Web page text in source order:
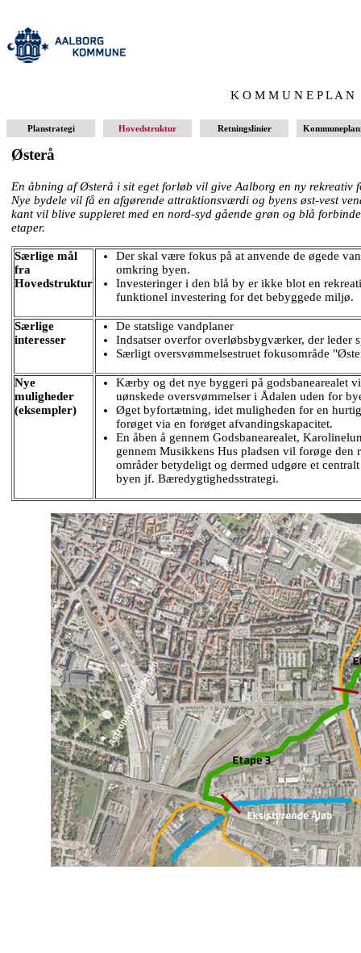
K O M M U N E P L A N
Planstrategi Hovedstruktur Retningslinier
Østerå
En åbning af Østerå i sit eget forløb vil give Aalborg en ny rekreativ
Nye bydele vil få en afgørende attraktionsværdi og byens øst-vest
kant vil blive suppleret med en nord-syd gående grøn og blå
etaper.
Særlige mål
fra
Hovedstruktur
Der skal være fokus på at anvende de øgede
omkring byen.
Investeringer i den blå by er ikke blot en
funktionel investering for det bebyggede miljø.
Særlige
interesser
De statslige vandplaner
Indsatser overfor overløbsbygværker, der leder
Særligt oversvømmelsestruet fokusområde
Nye
muligheder
(eksempler)
Kærby og det nye byggeri på godsbanearealet
uønskede oversvømmelser i Ådalen uden for
Øget byfortætning, idet muligheden for en
forøget via en forøget afvandingskapacitet.
En åben å gennem Godsbanearealet,
gennem Musikkens Hus pladsen vil forøge
områder betydeligt og dermed udgøre et
byen jf. Bæredygtighedsstrategi.